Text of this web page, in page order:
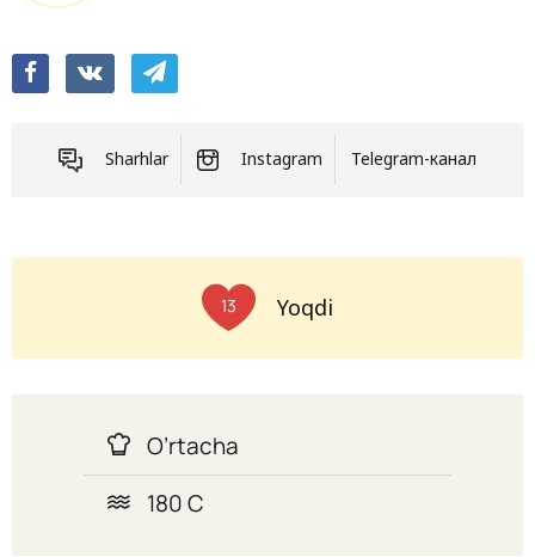
Sharhlar Instagram Telegram-канал
13 Yoqdi
O’rtacha
180 C